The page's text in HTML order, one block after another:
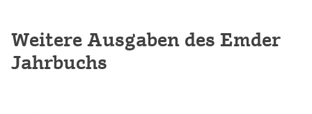
Weitere Ausgaben des Emder
Jahrbuchs